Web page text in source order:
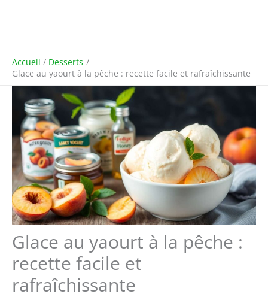
Accueil
Desserts
Glace au yaourt à la pêche : recette facile et rafraîchissante
Glace au yaourt à la pêche :
recette facile et
rafraîchissante